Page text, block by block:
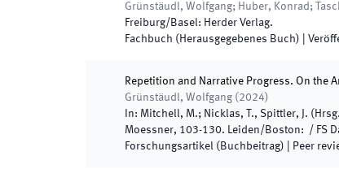
Grünstäudl, Wolfgang; Huber, Konrad;
Freiburg/Basel: Herder Verlag.
Fachbuch (Herausgegebenes Buch)
Repetition and Narrative Progress. On the
Grünstäudl, Wolfgang ( 2024)
In: Mitchell, M.; Nicklas, T., Spittler, J. ( Hrsg.
Moessner, 103-130. Leiden/Boston: / FS
Forschungsartikel (Buchbeitrag) | Peer